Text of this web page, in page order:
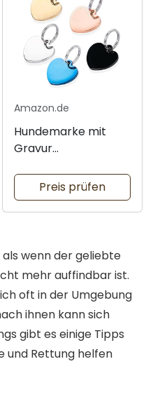
Amazon.de
Hundemarke mit
Gravur
Preis prüfen
wenn der geliebte
mehr auffindbar ist.
oft in der Umgebung
ihnen kann sich
gibt es einige Tipps
und Rettung helfen